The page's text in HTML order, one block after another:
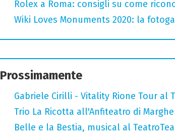
Rolex a Roma: consigli su come
Wiki Loves Monuments 2020: la
Prossimamente
Gabriele Cirilli - Vitality Rione Tour al
Trio La Ricotta all'Anfiteatro di
Belle e la Bestia, musical al